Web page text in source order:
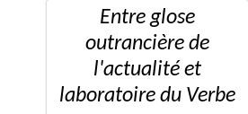
Entre glose
outrancière de
l'actualité et
laboratoire du Verbe